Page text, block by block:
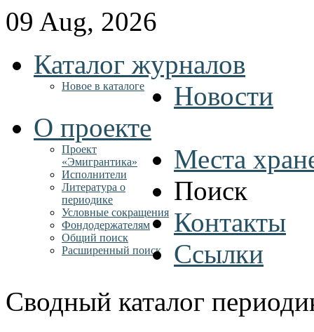
09 Aug, 2026
Каталог журналов
Новое в каталоге
Новости
О проекте
Проект
«Эмигрантика»
Исполнители
Литература о
периодике
Условные сокращения
Фондодержателям
Места
Поиск
Общий поиск
Расширенный поиск
Контакты
Ссылки
Сводный каталог